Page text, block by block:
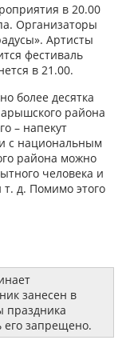
в 20.00
Организаторы
Артисты
фестиваль
в 21.00.
более десятка
района
– напекут
с национальным
района можно
человека и
д. Помимо этого
занесен в
праздника
запрещено.